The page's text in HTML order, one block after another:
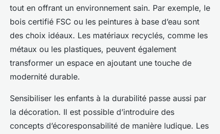
tout en offrant un environnement sain. Par exemple, le
bois certifié FSC ou les peintures à base d’eau sont
des choix idéaux. Les matériaux recyclés, comme les
métaux ou les plastiques, peuvent également
transformer un espace en ajoutant une touche de
modernité durable.
Sensibiliser les enfants à la durabilité passe aussi par
la décoration. Il est possible d’introduire des
concepts d’écoresponsabilité de manière ludique. Les